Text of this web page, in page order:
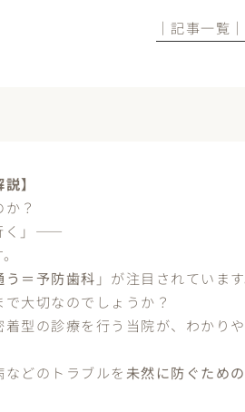
│記事一覧│
】
？
く」――
＝予防歯科 」が注目されていま
大切なのでしょうか？
型の診療を行う当院が、わかり
どのトラブルを 未然に防ぐため